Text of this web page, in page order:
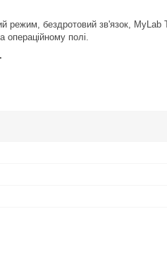
режим, бездротовий зв'язок, MyLab
полі.